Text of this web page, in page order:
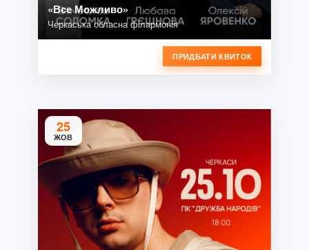
«Все Можливо»
Черкаська обласна філармонія
ПРИДБАТИ КВИТОК
25
ЖОВ